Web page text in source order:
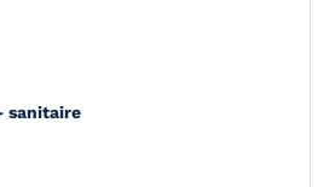
sanitaire